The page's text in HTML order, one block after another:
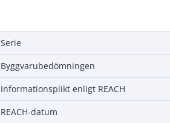
Serie
Byggvarubedömningen
Informationsplikt enligt REACH
REACH-datum